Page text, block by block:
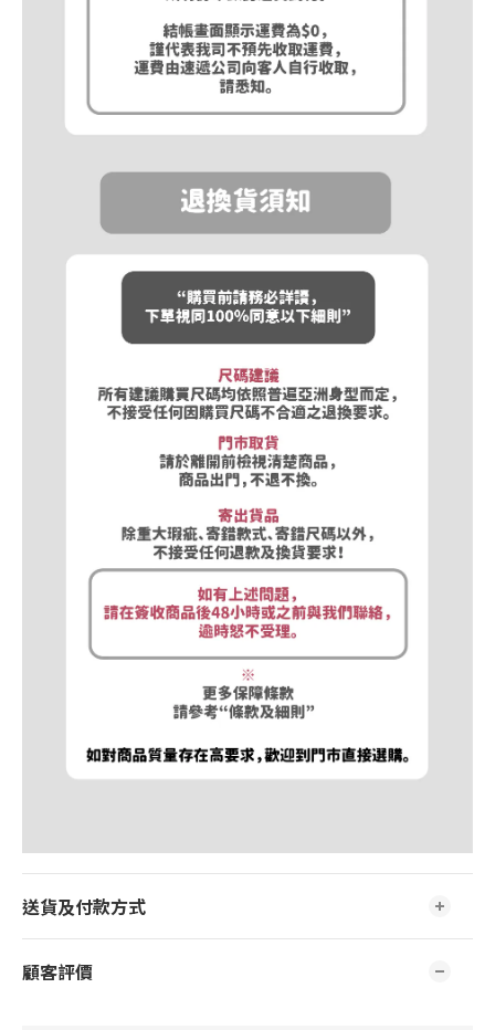
送貨及付款方式
顧客評價